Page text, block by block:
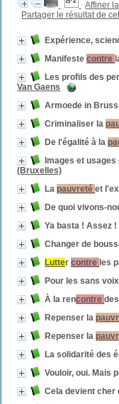
Affiner
Partager le résultat de
Expérience,
Manifestecontre
Les profils des
Van Gaens
Armoede in
Criminaliser la
De l'égalité à la
Images et
(Bruxelles)
Lapauvretéet
De quoi vivons-
Ya basta ! Assez
Changer de
Luttercontre les
Pour les sans voix
À la rencontre
Repenser la
Repenser la
La solidarité des
Vouloir, oui. Mais
Cela devient cher